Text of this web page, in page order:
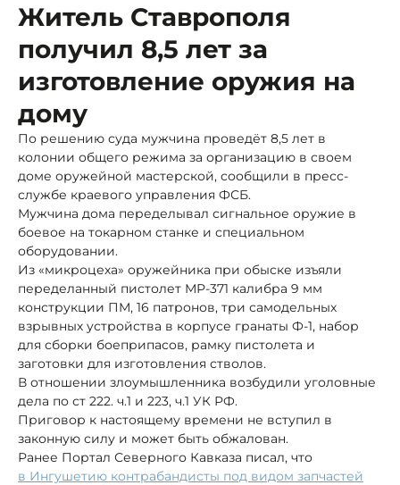
Житель Ставрополя
получил 8,5 лет за
изготовление оружия на
дому
По решению суда мужчина проведёт 8,5 лет в
колонии общего режима за организацию в своем
доме оружейной мастерской, сообщили в пресс-
службе краевого управления ФСБ.
Мужчина дома переделывал сигнальное оружие в
боевое на токарном станке и специальном
оборудовании.
Из «микроцеха» оружейника при обыске изъяли
переделанный пистолет МР-371 калибра 9 мм
конструкции ПМ, 16 патронов, три самодельных
взрывных устройства в корпусе гранаты Ф-1, набор
для сборки боеприпасов, рамку пистолета и
заготовки для изготовления стволов.
В отношении злоумышленника возбудили уголовные
дела по ст 222. ч.1 и 223, ч.1 УК РФ.
Приговор к настоящему времени не вступил в
законную силу и может быть обжалован.
Ранее Портал Северного Кавказа писал, что
в Ингушетию контрабандисты под видом запчастей